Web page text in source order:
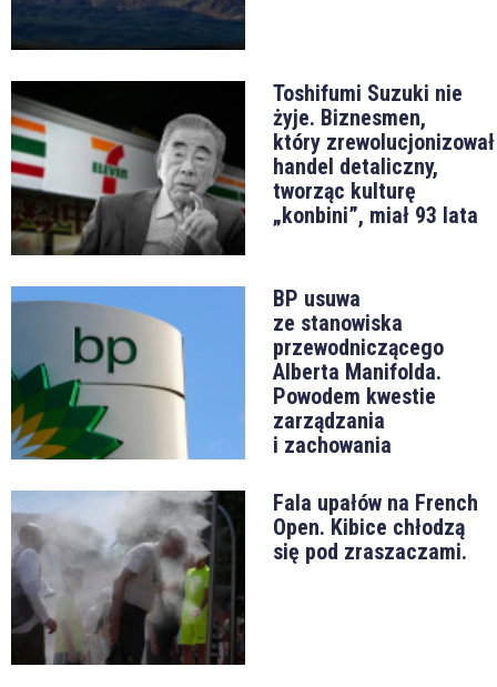
Toshifumi Suzuki nie
żyje. Biznesmen,
który zrewolucjonizował
handel detaliczny,
tworząc kulturę
„konbini”, miał 93 lata
BP usuwa
ze stanowiska
przewodniczącego
Alberta Manifolda.
Powodem kwestie
zarządzania
i zachowania
Fala upałów na French
Open. Kibice chłodzą
się pod zraszaczami.